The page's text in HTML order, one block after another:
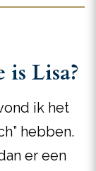
Lisa?
ik het
hebben.
er een